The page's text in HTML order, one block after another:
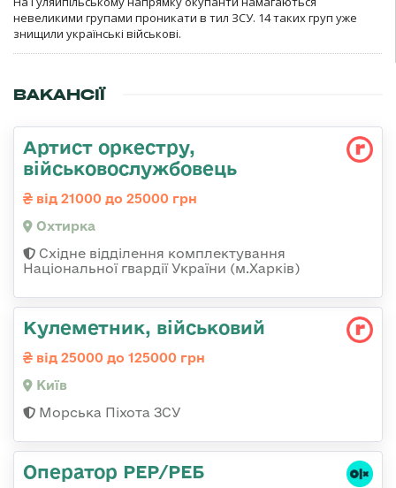
невеликими групами проникати в тил ЗСУ. 14 таких груп уже
знищили українські військові.
ВАКАНСІЇ
Артист оркестру,
військовослужбовець
від 21000 до 25000 грн
Охтирка
Східне відділення комплектування
Національної гвардії України (м.Харків)
Кулеметник, військовий
від 25000 до 125000 грн
Київ
Морська Піхота ЗСУ
Оператор РЕР/РЕБ